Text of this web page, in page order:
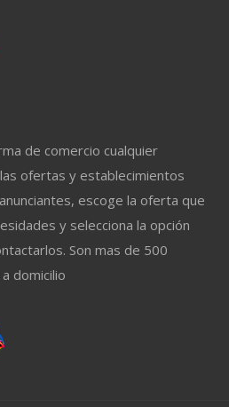
de comercio cualquier
ofertas y establecimientos
escoge la oferta que
y selecciona la opción
Son mas de 500
domicilio